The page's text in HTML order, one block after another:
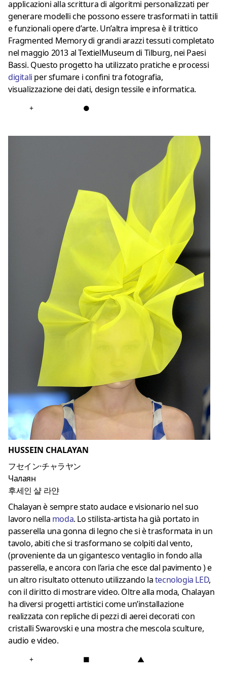
applicazioni alla scrittura di algoritmi personalizzati per
generare modelli che possono essere trasformati in tattili
e funzionali opere d’arte. Un’altra impresa è il trittico
Fragmented Memory di grandi arazzi tessuti completato
nel maggio 2013 al TextielMuseum di Tilburg, nei Paesi
Bassi. Questo progetto ha utilizzato pratiche e processi
digitali per sfumare i confini tra fotografia,
visualizzazione dei dati, design tessile e informatica.
+ ●
HUSSEIN CHALAYAN
フセイン·チャラヤン
Чалаян
후세인 샬 라얀
Chalayan è sempre stato audace e visionario nel suo
lavoro nella moda. Lo stilista-artista ha già portato in
passerella una gonna di legno che si è trasformata in un
tavolo, abiti che si trasformano se colpiti dal vento,
(proveniente da un gigantesco ventaglio in fondo alla
passerella, e ancora con l’aria che esce dal pavimento ) e
un altro risultato ottenuto utilizzando latecnologia LED,
con il diritto di mostrare video. Oltre alla moda, Chalayan
ha diversi progetti artistici come un’installazione
realizzata con repliche di pezzi di aerei decorati con
cristalli Swarovski e una mostra che mescola sculture,
audio e video.
+ ■ ▲